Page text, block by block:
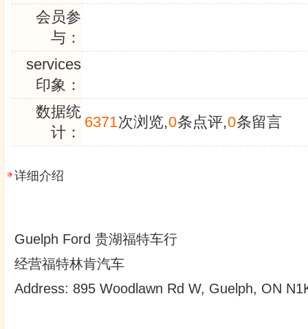
会员参
与：
services
印象：
数据统
计：
6371次浏览,0条点评,0条留言
详细介绍
Guelph Ford 贵湖福特车行
经营福特林肯汽车
Address: 895 Woodlawn Rd W, Guelph, ON